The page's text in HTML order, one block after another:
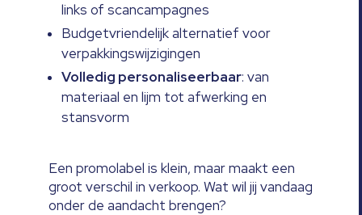
links of scancampagnes
Budgetvriendelijk alternatief voor
verpakkingswijzigingen
Volledig personaliseerbaar: van
materiaal en lijm tot afwerking en
stansvorm
Een promolabel is klein, maar maakt een
groot verschil in verkoop. Wat wil jij vandaag
onder de aandacht brengen?